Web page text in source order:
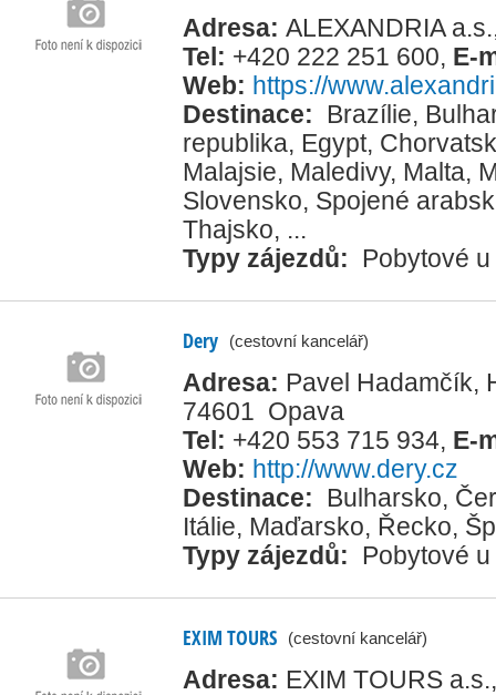
Adresa: ALEXANDRIA
Tel: +420 222 251 600, E-
Web: https://
Destinace:
Brazílie,
republika, Egypt,
Malajsie, Maledivy, Malta,
Slovensko, Spojené
Thajsko, ...
Typy zájezdů:
Pobytové
Dery (cestovní kancelář)
Adresa: Pavel Hadamčík,
74601 Opava
Tel: +420 553 715 934, E-
Web: http://www.dery.cz
Destinace:
Bulharsko,
Itálie, Maďarsko, Řecko,
Typy zájezdů:
Pobytové
EXIM TOURS (cestovní kancelář)
Adresa: EXIM TOURS